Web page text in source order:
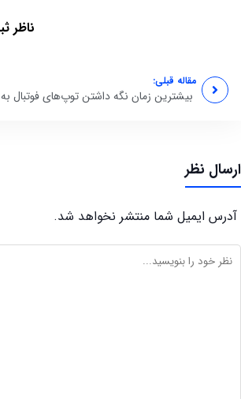
ناظر
مقاله قبلی:
بیشترین زمان نگه داشتن توپ‌های فوتبال
ارسال نظر
آدرس ایمیل شما منتشر نخواهد شد.